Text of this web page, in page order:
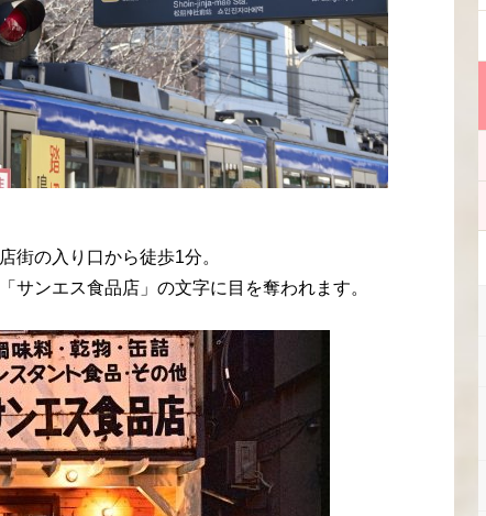
街の入り口から徒歩1分。
サンエス食品店」の文字に目を奪われます。